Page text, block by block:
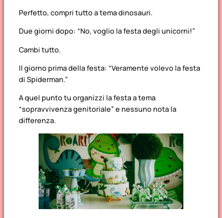
Perfetto, compri tutto a tema dinosauri.
Due giorni dopo: “No, voglio la festa degli unicorni!”
Cambi tutto.
Il giorno prima della festa: “Veramente volevo la festa
di Spiderman.”
A quel punto tu organizzi la festa a tema
“sopravvivenza genitoriale” e nessuno nota la
differenza.